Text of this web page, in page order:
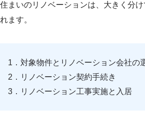
住まいのリノベーションは、大きく分
れます。
1．対象物件とリノベーション会社の
2．リノベーション契約手続き
3．リノベーション工事実施と入居